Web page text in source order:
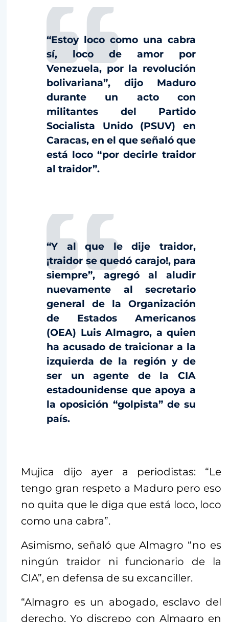
“Estoy loco como una cabra
sí, loco de amor por
Venezuela, por la revolución
bolivariana”, dijo Maduro
durante un acto con
militantes del Partido
Socialista Unido (PSUV) en
Caracas, en el que señaló que
está loco “por decirle traidor
al traidor”.
“Y al que le dije traidor,
¡traidor se quedó carajo!, para
siempre”, agregó al aludir
nuevamente al secretario
general de la Organización
de Estados Americanos
(OEA) Luis Almagro, a quien
ha acusado de traicionar a la
izquierda de la región y de
ser un agente de la CIA
estadounidense que apoya a
la oposición “golpista” de su
país.
Mujica dijo ayer a periodistas: “Le
tengo gran respeto a Maduro pero eso
no quita que le diga que está loco, loco
como una cabra”.
Asimismo, señaló que Almagro “no es
ningún traidor ni funcionario de la
CIA”, en defensa de su excanciller.
“Almagro es un abogado, esclavo del
derecho. Yo discrepo con Almagro en